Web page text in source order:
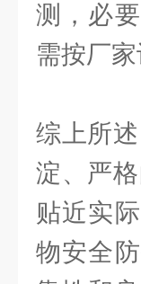
测，必
需按厂家
综上所
淀、严
贴近实
物安全